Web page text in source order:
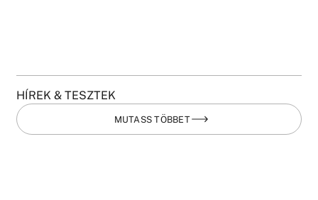
HÍREK & TESZTEK
MUTASS TÖBBET